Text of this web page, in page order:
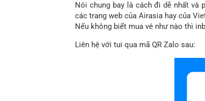
Nói chung bay là cách đi dễ nhất và
các trang web của Airasia hay của
Nếu không biết mua vé như nào thì
Liên hệ với tui qua mã QR Zalo sau: